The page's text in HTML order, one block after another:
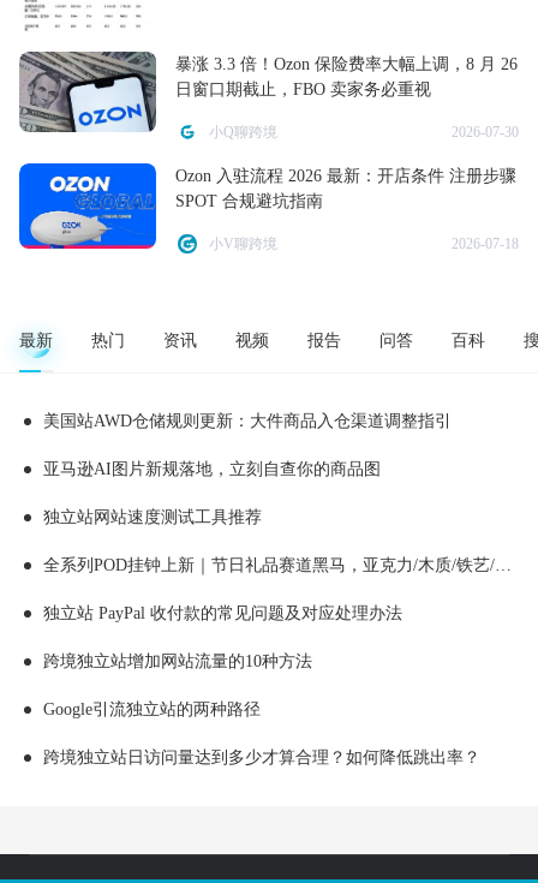
暴涨 3.3 倍！Ozon 保险费率大幅上调，8 月 26
日窗口期截止，FBO 卖家务必重视
小Q聊跨境 2026-07-30
Ozon 入驻流程 2026 最新：开店条件 注册步骤
SPOT 合规避坑指南
小V聊跨境 2026-07-18
最新 热门 资讯 视频 报告 问答 百科
美国站AWD仓储规则更新：大件商品入仓渠道调整指引
亚马逊AI图片新规落地，立刻自查你的商品图
独立站网站速度测试工具推荐
全系列POD挂钟上新｜节日礼品赛道黑马，亚克力/木质/铁艺/ 玻璃挂钟选品全解析！
独立站 PayPal 收付款的常见问题及对应处理办法
跨境独立站增加网站流量的10种方法
Google引流独立站的两种路径
跨境独立站日访问量达到多少才算合理？如何降低跳出率？